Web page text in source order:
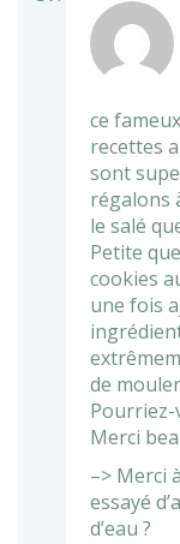
ce
recettes
sont
régalons
le salé
Petite
cookies
une fois
de
Pourriez-
Merci
–> Merci
essayé
d’eau ?